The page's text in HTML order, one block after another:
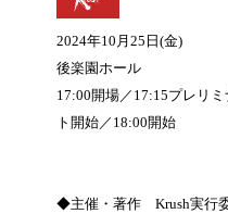
2024年10月25日(金)
後楽園ホール
17:00開場／17:15プレリ
ト開始／18:00開始
◆主催・著作 Krush実行